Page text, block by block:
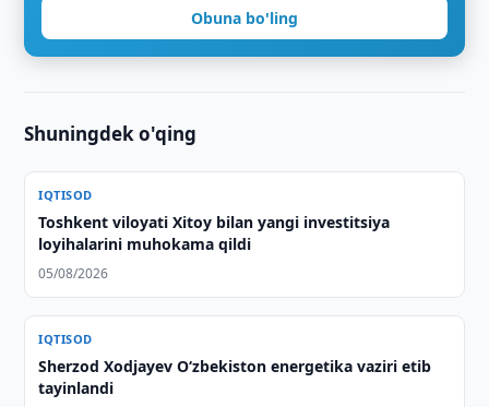
Obuna bo'ling
Shuningdek o'qing
IQTISOD
Toshkent viloyati Xitoy bilan yangi investitsiya
loyihalarini muhokama qildi
05/08/2026
IQTISOD
Sherzod Xodjayev O‘zbekiston energetika vaziri etib
tayinlandi